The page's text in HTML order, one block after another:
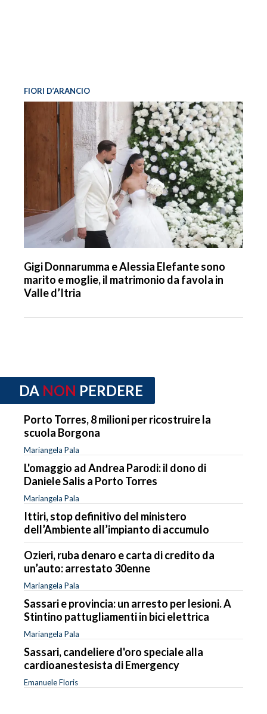
FIORI D’ARANCIO
Gigi Donnarumma e Alessia Elefante sono
marito e moglie, il matrimonio da favola in
Valle d’Itria
DA NON PERDERE
Porto Torres, 8 milioni per ricostruire la
scuola Borgona
Mariangela Pala
L'omaggio ad Andrea Parodi: il dono di
Daniele Salis a Porto Torres
Mariangela Pala
Ittiri, stop definitivo del ministero
dell’Ambiente all’impianto di accumulo
Ozieri, ruba denaro e carta di credito da
un’auto: arrestato 30enne
Mariangela Pala
Sassari e provincia: un arresto per lesioni. A
Stintino pattugliamenti in bici elettrica
Mariangela Pala
Sassari, candeliere d'oro speciale alla
cardioanestesista di Emergency
Emanuele Floris